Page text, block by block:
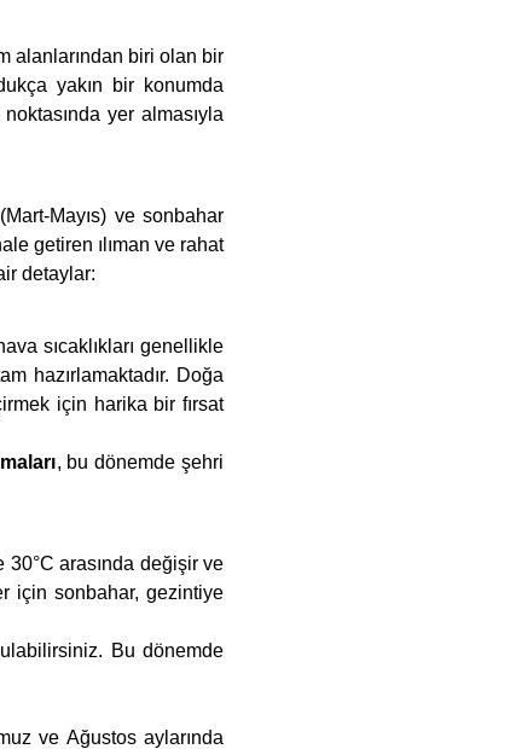
alanlarından biri olan bir
yakın bir konumda
yer almasıyla
Mayıs) ve sonbahar
getiren ılıman ve rahat
detaylar:
sıcaklıkları genellikle
hazırlamaktadır. Doğa
için harika bir fırsat
, bu dönemde şehri
30°C arasında değişir ve
için sonbahar, gezintiye
Bu dönemde
ve Ağustos aylarında